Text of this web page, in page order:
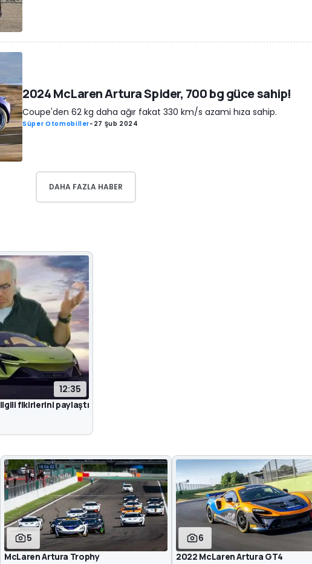
2024 McLaren Artura Spider, 700 bg güce sahip!
Coupe'den 62 kg daha ağır fakat 330 km/s azami hıza sahip.
Süper Otomobiller- 27 Şub 2024
DAHA FAZLA HABER
12:35
fikirlerini paylaştı
5
McLaren Artura Trophy
6
2022 McLaren Artura GT4